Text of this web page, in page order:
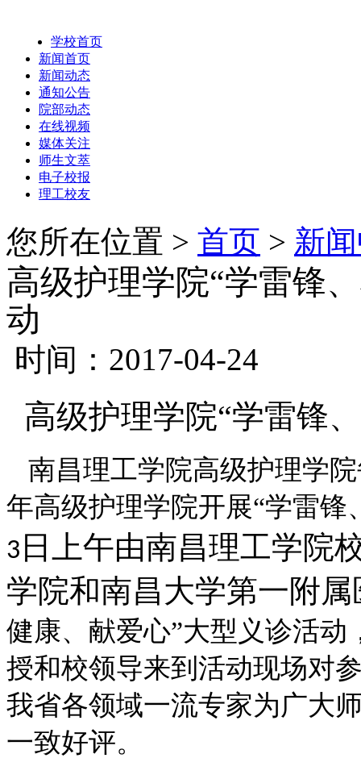
学校首页
新闻首页
新闻动态
通知公告
院部动态
在线视频
媒体关注
师生文萃
电子校报
理工校友
您所在位置 > 首页 > 新
高级护理学院“学雷锋
动
时间：2017-04-24
高级护理学院“学雷锋
南昌理工学院高级护理学
年高级护理学院开展“学雷
3 日上午由南昌理工学院
学院和南昌大学第一附
健康、献爱心”大型义诊活动
授和校领导来到活动现场对
我省各领域一流专家为广大
一致好评。